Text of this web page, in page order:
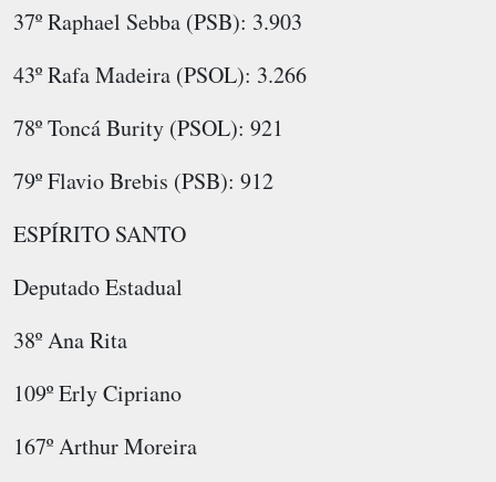
37º Raphael Sebba (PSB): 3.903
43º Rafa Madeira (PSOL): 3.266
78º Toncá Burity (PSOL): 921
79º Flavio Brebis (PSB): 912
ESPÍRITO SANTO
Deputado Estadual
38º Ana Rita
109º Erly Cipriano
167º Arthur Moreira